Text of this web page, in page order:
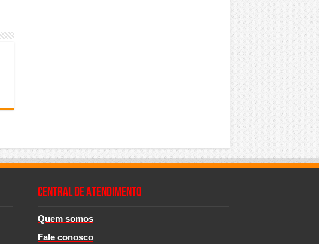
CENTRAL DE ATENDIMENTO
Quem somos
Fale conosco